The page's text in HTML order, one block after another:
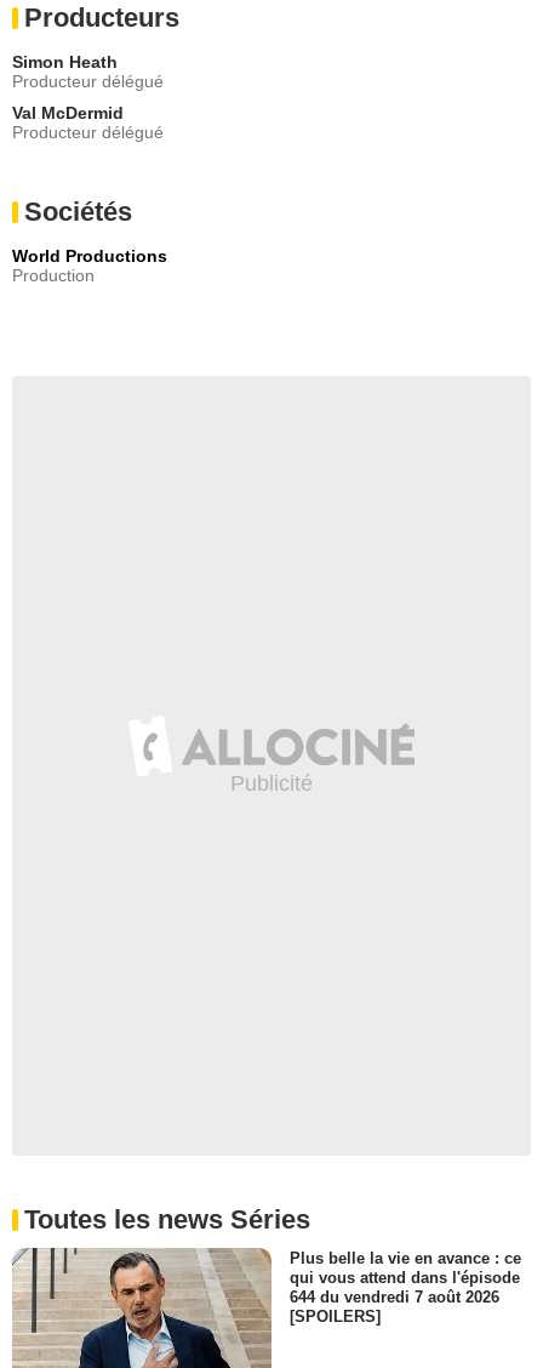
Producteurs
Simon Heath
Producteur délégué
Val McDermid
Producteur délégué
Sociétés
World Productions
Production
Toutes les news Séries
Plus belle la vie en avance : ce
qui vous attend dans l'épisode
644 du vendredi 7 août 2026
[SPOILERS]